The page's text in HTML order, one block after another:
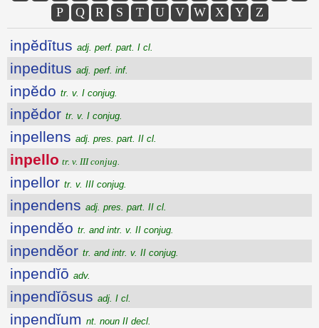
P
Q R S T U V W X Y Z
inpĕdītus adj. perf. part. I cl.
inpeditus adj. perf. inf.
inpĕdo tr. v. I conjug.
inpĕdor tr. v. I conjug.
inpellens adj. pres. part. II cl.
inpello tr. v. III conjug.
inpellor tr. v. III conjug.
inpendens adj. pres. part. II cl.
inpendĕo tr. and intr. v. II conjug.
inpendĕor tr. and intr. v. II conjug.
inpendĭō adv.
inpendĭōsus adj. I cl.
inpendĭum nt. noun II decl.